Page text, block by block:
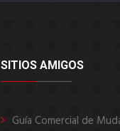
SITIOS AMIGOS
Guía Comercial de